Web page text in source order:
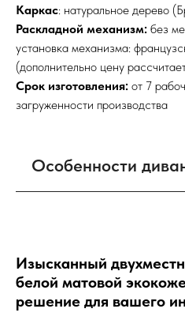
Каркас: натуральное дерево
Раскладной механизм: без
установка механизма:
(дополнительно цену
Срок изготовления: от 7
загруженности производства
Особенности
Изысканный
белой матовой
решение для вашего